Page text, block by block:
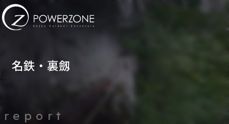
report
名鉄・裏劔